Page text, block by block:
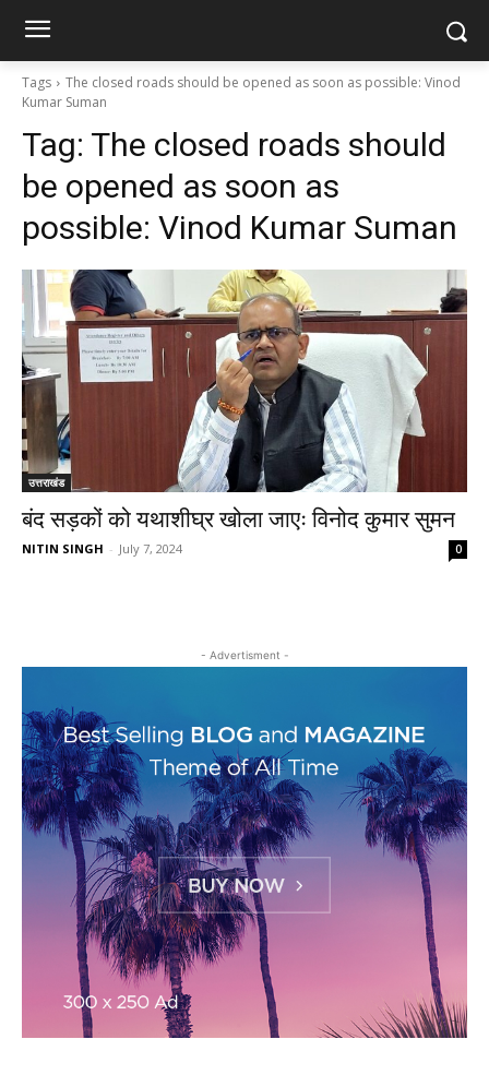
Tags
The closed roads should be opened as soon as possible: Vinod
Kumar Suman
Tag: The closed roads should
be opened as soon as
possible: Vinod Kumar Suman
उत्तराखंड
बंद सड़कों को यथाशीघ्र खोला जाएः विनोद कुमार सुमन
NITIN SINGH - July 7, 2024 0
- Advertisment -